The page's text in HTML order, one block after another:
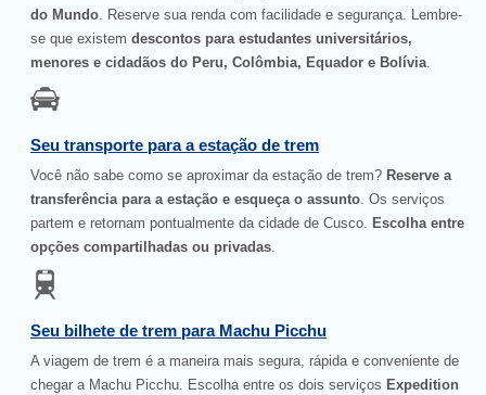
do Mundo . Reserve sua renda com facilidade e segurança. Lembre-
se que existemdescontos para estudantes universitários,
menores e cidadãos do Peru, Colômbia, Equador e Bolívia
Seu transporte para a estação de trem
Você não sabe como se aproximar da estação de trem? Reserve a
transferência para a estação e esqueça o assunto. Os serviços
partem e retornam pontualmente da cidade de Cusco. Escolha entre
opções compartilhadas ou privadas.
Seu bilhete de trem para Machu Picchu
A viagem de trem é a maneira mais segura, rápida e conveniente de
chegar a Machu Picchu. Escolha entre os dois serviços Expedition